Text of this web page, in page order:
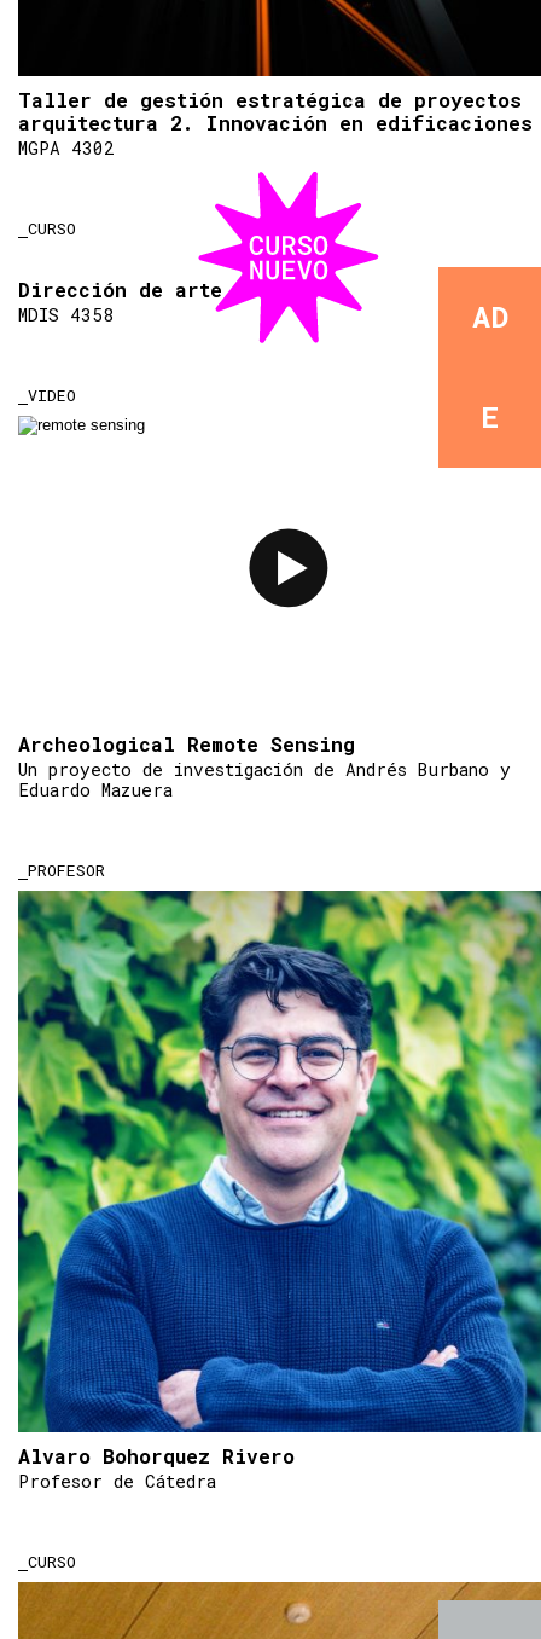
Taller de gestión estratégica de proyectos
arquitectura 2. Innovación en edificaciones
MGPA 4302
CURSO
AD
E
Dirección de arte
MDIS 4358
VIDEO
Archeological Remote Sensing
Un proyecto de investigación de Andrés Burbano y
Eduardo Mazuera
PROFESOR
Alvaro Bohorquez Rivero
Profesor de Cátedra
CURSO